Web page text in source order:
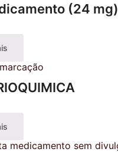
(24 mg)